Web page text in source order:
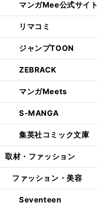
マンガMee公式サイト
リマコミ
ジャンプTOON
ZEBRACK
マンガMeets
S-MANGA
集英社コミック文庫
取材・ファッション
ファッション・美容
Seventeen